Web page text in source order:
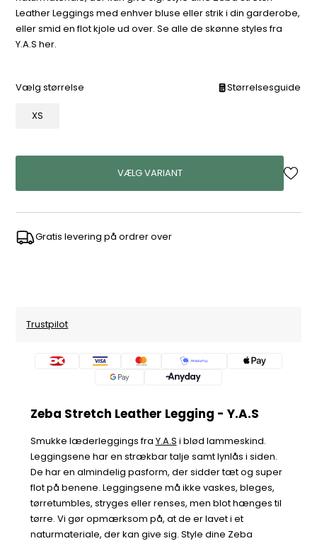
Leather Leggings med enhver bluse eller strik i din garderobe,
eller smid en flot kjole ud over. Se alle de skønne styles fra
Y.A.S her.
Vælg størrelse Størrelsesguide
XS
VÆLG VARIANT
Gratis levering på ordrer over
Trustpilot
Zeba Stretch Leather Legging - Y.A.S
Smukke læderleggings fra Y.A.S i blød lammeskind.
Leggingsene har en strækbar talje samt lynlås i siden.
De har en almindelig pasform, der sidder tæt og super
flot på benene. Leggingsene må ikke vaskes, bleges,
tørretumbles, stryges eller renses, men blot hænges til
tørre. Vi gør opmærksom på, at de er lavet i et
naturmateriale, der kan give sig. Style dine Zeba